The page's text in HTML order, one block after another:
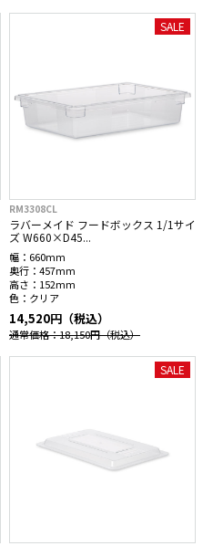
SALE
RM3308CL
ラバーメイド フードボックス 1/1サイ
ズ W660×D45...
幅： 660mm
奥行： 457mm
高さ： 152mm
色： クリア
14,520円（税込）
通常価格：18,150円（税込）
SALE